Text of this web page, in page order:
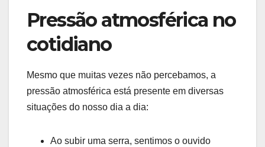
Pressão atmosférica no
cotidiano
Mesmo que muitas vezes não percebamos, a
pressão atmosférica está presente em diversas
situações do nosso dia a dia:
Ao subir uma serra, sentimos o ouvido